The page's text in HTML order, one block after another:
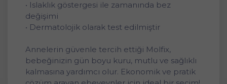
• Islaklık göstergesi ile zamanında bez
değişimi
• Dermatolojik olarak test edilmiştir
Annelerin güvenle tercih ettiği Molfix,
bebeğinizin gün boyu kuru, mutlu ve sağlıklı
kalmasına yardımcı olur. Ekonomik ve pratik